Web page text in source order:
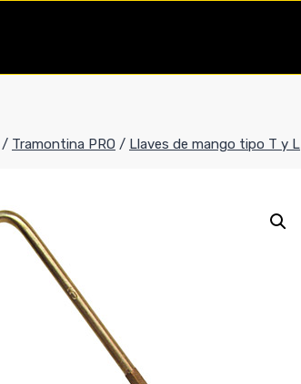
/ Tramontina PRO / Llaves de mango tipo T y L